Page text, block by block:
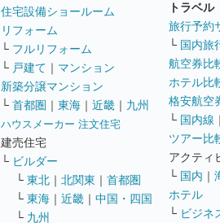
住宅設備ショールーム
リフォーム
└ フルリフォーム
└ 戸建て ｜ マンション
新築分譲マンション
└ 首都圏 ｜ 東海 ｜ 近畿 ｜ 九州
ハウスメーカー 注文住宅
建売住宅
└ ビルダー
└ 東北 ｜ 北関東 ｜ 首都圏
└ 東海 ｜ 近畿 ｜ 中国・四国
└ 九州
トラベル
旅行予約
└ 国内旅
航空券比
ホテル比
格安航空
└ 国内線 ｜
ツアー比
アクティ
└ 国内 ｜
ホテル
└ ビジネ